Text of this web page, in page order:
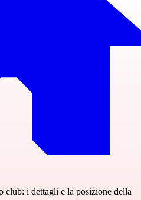
club: i dettagli e la posizione della